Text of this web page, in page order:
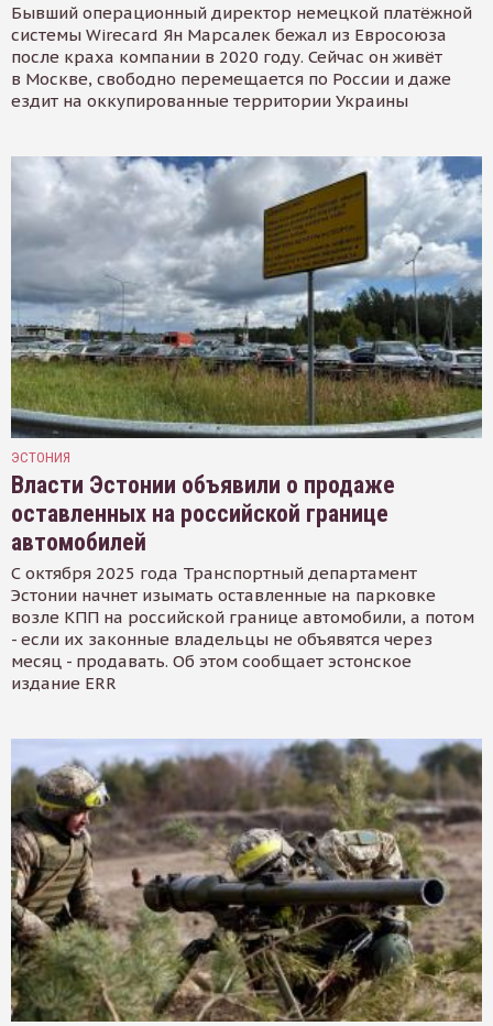
Бывший операционный директор немецкой платёжной
системы Wirecard Ян Марсалек бежал из Евросоюза
после краха компании в 2020 году. Сейчас он живёт
в Москве, свободно перемещается по России и даже
ездит на оккупированные территории Украины
ЭСТОНИЯ
Власти Эстонии объявили о продаже
оставленных на российской границе
автомобилей
С октября 2025 года Транспортный департамент
Эстонии начнет изымать оставленные на парковке
возле КПП на российской границе автомобили, а потом
- если их законные владельцы не объявятся через
месяц - продавать. Об этом сообщает эстонское
издание ERR